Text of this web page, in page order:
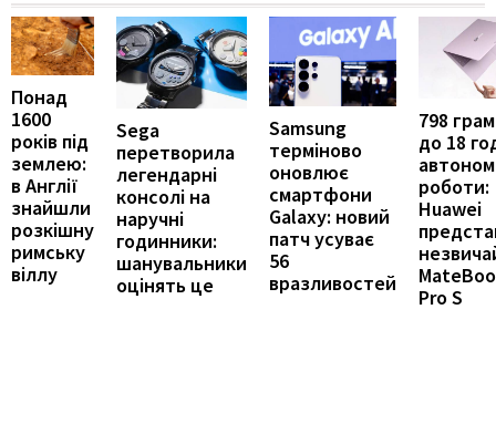
Понад
1600
років під
землею:
в Англії
знайшли
розкішну
римську
віллу
Sega
перетворила
легендарні
консолі на
наручні
годинники:
шанувальники
оцінять це
Samsung
терміново
оновлює
смартфони
Galaxy: новий
патч усуває
56
вразливостей
798
до 18
роботи:
Huawei
Pro S